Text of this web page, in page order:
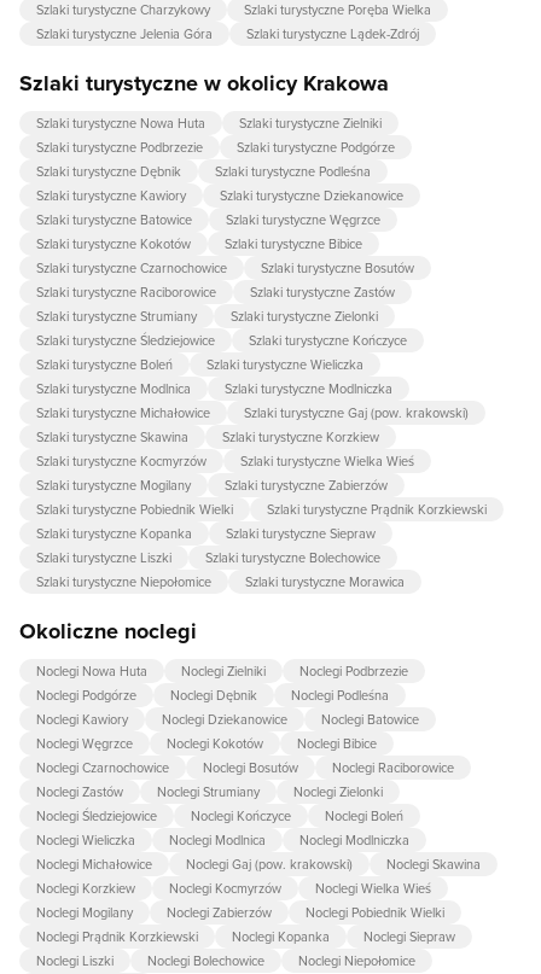
Szlaki turystyczne Charzykowy
Szlaki turystyczne Poręba Wielka
Szlaki turystyczne Jelenia Góra
Szlaki turystyczne Lądek-Zdrój
Szlaki turystyczne w okolicy Krakowa
Szlaki turystyczne Nowa Huta
Szlaki turystyczne Zielniki
Szlaki turystyczne Podbrzezie
Szlaki turystyczne Podgórze
Szlaki turystyczne Dębnik
Szlaki turystyczne Podleśna
Szlaki turystyczne Kawiory
Szlaki turystyczne Dziekanowice
Szlaki turystyczne Batowice
Szlaki turystyczne Węgrzce
Szlaki turystyczne Kokotów
Szlaki turystyczne Bibice
Szlaki turystyczne Czarnochowice
Szlaki turystyczne Bosutów
Szlaki turystyczne Raciborowice
Szlaki turystyczne Zastów
Szlaki turystyczne Strumiany
Szlaki turystyczne Zielonki
Szlaki turystyczne Śledziejowice
Szlaki turystyczne Kończyce
Szlaki turystyczne Boleń
Szlaki turystyczne Wieliczka
Szlaki turystyczne Modlnica
Szlaki turystyczne Modlniczka
Szlaki turystyczne Michałowice
Szlaki turystyczne Gaj (pow. krakowski)
Szlaki turystyczne Skawina
Szlaki turystyczne Korzkiew
Szlaki turystyczne Kocmyrzów
Szlaki turystyczne Wielka Wieś
Szlaki turystyczne Mogilany
Szlaki turystyczne Zabierzów
Szlaki turystyczne Pobiednik Wielki
Szlaki turystyczne Prądnik Korzkiewski
Szlaki turystyczne Kopanka
Szlaki turystyczne Siepraw
Szlaki turystyczne Liszki
Szlaki turystyczne Bolechowice
Szlaki turystyczne Niepołomice
Szlaki turystyczne Morawica
Okoliczne noclegi
Noclegi Nowa Huta Noclegi Zielniki
Noclegi Podbrzezie
Noclegi Podgórze
Noclegi Dębnik
Noclegi Podleśna
Noclegi Kawiory
Noclegi Dziekanowice
Noclegi Batowice
Noclegi Węgrzce
Noclegi Kokotów
Noclegi Bibice
Noclegi Czarnochowice
Noclegi Bosutów
Noclegi Raciborowice
Noclegi Zastów
Noclegi Strumiany
Noclegi Zielonki
Noclegi Śledziejowice
Noclegi Kończyce
Noclegi Boleń
Noclegi Wieliczka
Noclegi Modlnica
Noclegi Modlniczka
Noclegi Michałowice
Noclegi Gaj (pow. krakowski)
Noclegi Skawina
Noclegi Korzkiew
Noclegi Kocmyrzów
Noclegi Wielka Wieś
Noclegi Mogilany
Noclegi Zabierzów
Noclegi Pobiednik Wielki
Noclegi Prądnik Korzkiewski
Noclegi Kopanka
Noclegi Siepraw
Noclegi Liszki
Noclegi Bolechowice
Noclegi Niepołomice